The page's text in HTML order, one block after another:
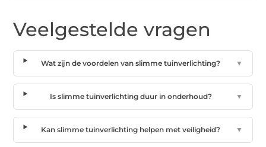
Veelgestelde vragen
Wat zijn de voordelen van slimme tuinverlichting? ▼
Is slimme tuinverlichting duur in onderhoud? ▼
Kan slimme tuinverlichting helpen met veiligheid? ▼